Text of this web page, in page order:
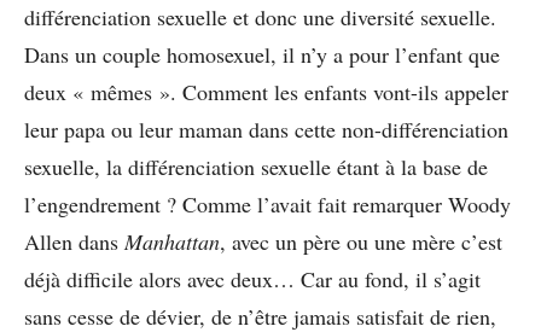
différenciation sexuelle et donc une diversité sexuelle.
Dans un couple homosexuel, il n’y a pour l’enfant que
deux « mêmes ». Comment les enfants vont-ils appeler
leur papa ou leur maman dans cette non-différenciation
sexuelle, la différenciation sexuelle étant à la base de
l’engendrement ? Comme l’avait fait remarquer Woody
Allen dans Manhattan, avec un père ou une mère c’est
déjà difficile alors avec deux… Car au fond, il s’agit
sans cesse de dévier, de n’être jamais satisfait de rien,